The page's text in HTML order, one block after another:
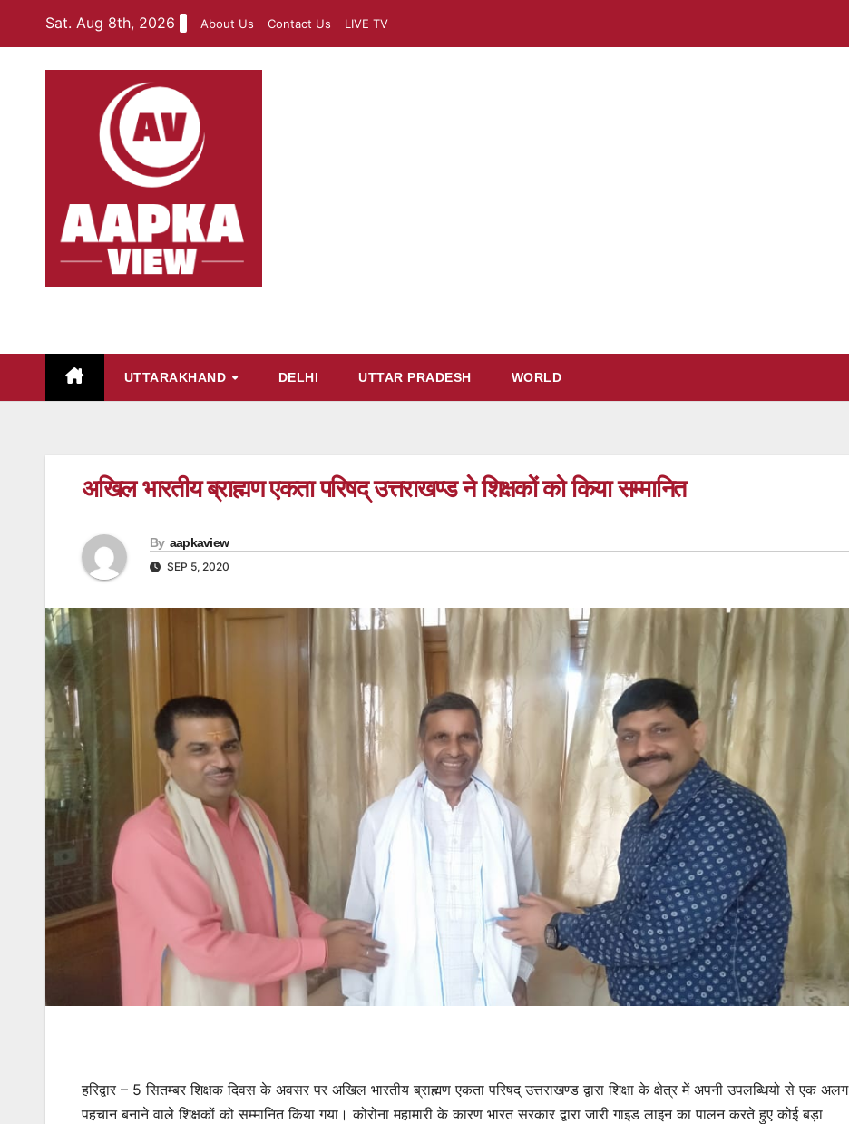
content
Sat. Aug 8th, 2026 About Us Contact Us LIVE TV
UTTARAKHAND DELHI UTTAR PRADESH WORLD
अखिल भारतीय ब्राह्मण एकता परिषद् उत्तराखण्ड ने शिक्षकों को किया सम्मानित
By aapkaview
SEP 5, 2020
हरिद्वार – 5 सितम्बर शिक्षक दिवस के अवसर पर अखिल भारतीय ब्राह्मण एकता परिषद् उत्तराखण्ड द्वारा शिक्षा के क्षेत्र में अपनी उपलब्धियो से एक अलग
पहचान बनाने वाले शिक्षकों को सम्मानित किया गया। कोरोना महामारी के कारण भारत सरकार द्वारा जारी गाइड लाइन का पालन करते हुए कोई बड़ा